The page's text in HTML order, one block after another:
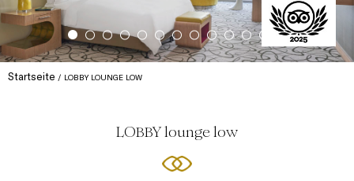
Startseite LOBBY LOUNGE LOW
LOBBY lounge low